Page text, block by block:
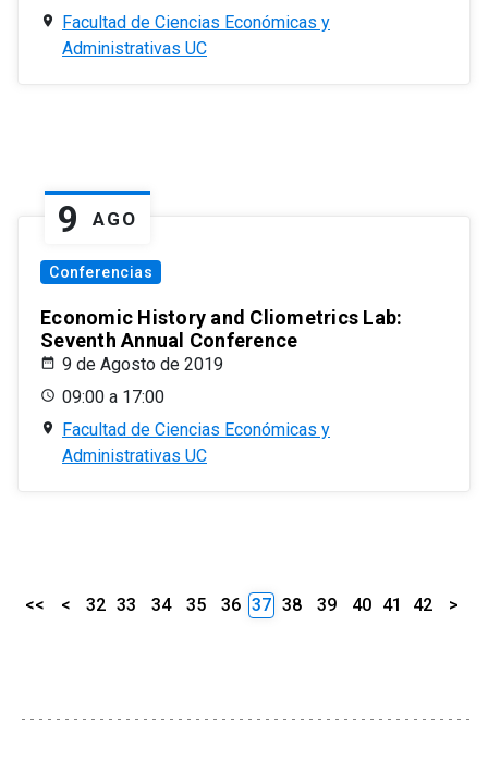
Facultad de Ciencias Económicas y
Administrativas UC
9 AGO
Conferencias
Economic History and Cliometrics Lab:
Seventh Annual Conference
9 de Agosto de 2019
09:00 a 17:00
Facultad de Ciencias Económicas y
Administrativas UC
<< < 32 33 34 35 36 37 38 39 40 41 42 >